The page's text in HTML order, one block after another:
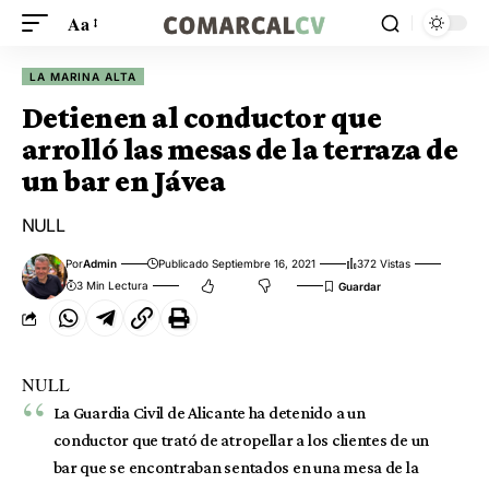
Aa
LA MARINA ALTA
Detienen al conductor que
arrolló las mesas de la terraza de
un bar en Jávea
NULL
PorAdmin Publicado Septiembre 16, 2021
372 Vistas
3 Min Lectura
NULL
La Guardia Civil de Alicante ha detenido a un
conductor que trató de atropellar a los clientes de un
bar que se encontraban sentados en una mesa de la